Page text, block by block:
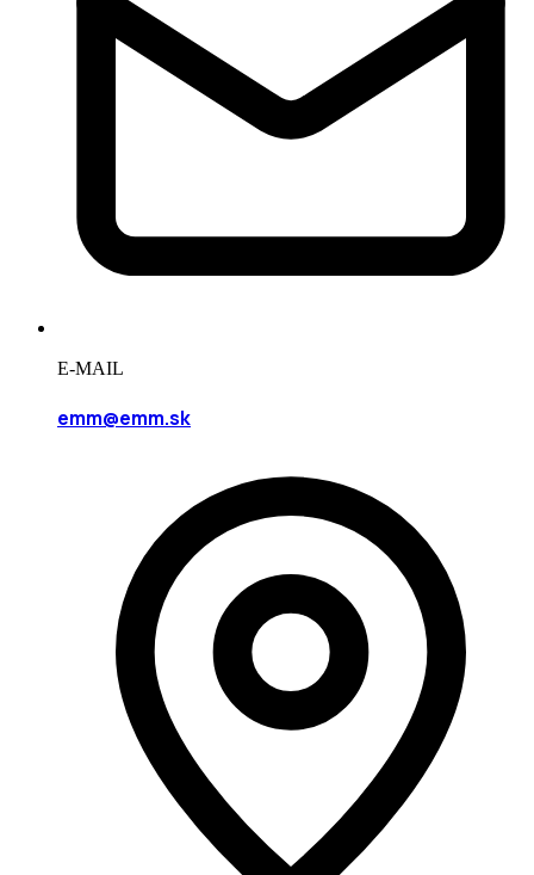
E-MAIL
emm@emm.sk